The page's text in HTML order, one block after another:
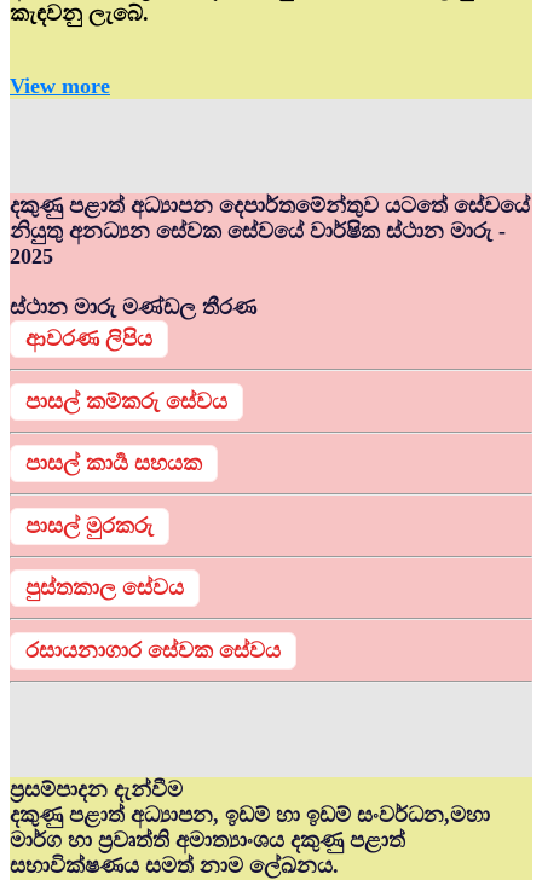
කැඳවනු ලැබේ.
View more
දකුණු පළාත් අධ්‍යාපන දෙපාර්තමේන්තුව යටතේ සේවයේ
නියුතු අනධ්‍යන සේවක සේවයේ වාර්ෂික ස්ථාන මාරු -
2025
ස්ථාන මාරු මණ්ඩල තීරණ
ආවරණ ලිපිය
පාසල් කම්කරු සේවය
පාසල් කාර්‍ය සහයක
පාසල් මුරකරු
පුස්තකාල සේවය
රසායනාගාර සේවක සේවය
ප්‍රසම්පාදන දැන්වීම
දකුණු පළාත් අධ්‍යාපන, ඉඩම් හා ඉඩම් සංවර්ධන,මහා
මාර්ග හා ප්‍රවෘත්ති අමාත්‍යාංශය දකුණු පළාත්
සභාවික්ෂණය සමත් නාම ලේඛනය.